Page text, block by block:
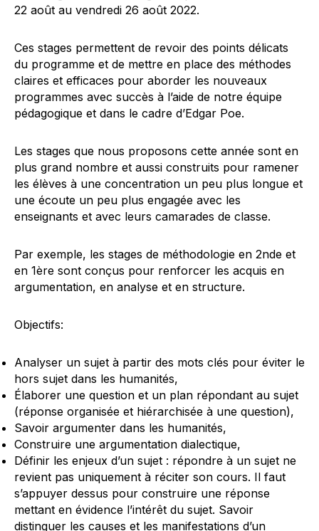
22 août au vendredi 26 août 2022.
Ces stages permettent de revoir des points délicats
du programme et de mettre en place des méthodes
claires et efficaces pour aborder les nouveaux
programmes avec succès à l’aide de notre équipe
pédagogique et dans le cadre d’Edgar Poe.
Les stages que nous proposons cette année sont en
plus grand nombre et aussi construits pour ramener
les élèves à une concentration un peu plus longue et
une écoute un peu plus engagée avec les
enseignants et avec leurs camarades de classe.
Par exemple, les stages de méthodologie en 2nde et
en 1ère sont conçus pour renforcer les acquis en
argumentation, en analyse et en structure.
Objectifs:
Analyser un sujet à partir des mots clés pour éviter le
hors sujet dans les humanités,
Élaborer une question et un plan répondant au sujet
(réponse organisée et hiérarchisée à une question),
Savoir argumenter dans les humanités,
Construire une argumentation dialectique,
Définir les enjeux d’un sujet : répondre à un sujet ne
revient pas uniquement à réciter son cours. Il faut
s’appuyer dessus pour construire une réponse
mettant en évidence l’intérêt du sujet. Savoir
distinguer les causes et les manifestations d’un